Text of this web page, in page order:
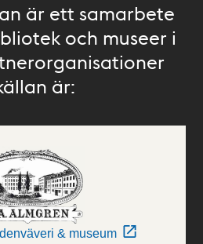
är ett samarbete
och museer i
är:
& museum